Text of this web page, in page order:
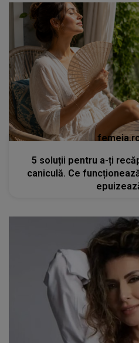
5 soluții pentru a-ți
caniculă. Ce